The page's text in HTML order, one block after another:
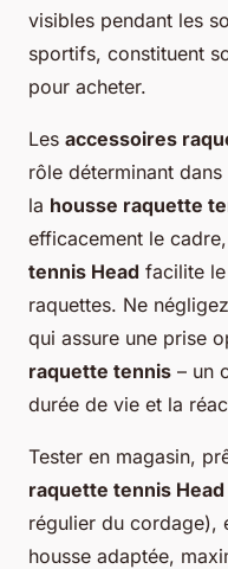
visibles pendant les
sportifs, constituent
pour acheter.
Les accessoires
rôle déterminant
la housse raquette
efficacement le cadre,
tennis Head facilite
raquettes. Ne
qui assure une prise
raquette tennis – un
durée de vie et la
Tester en magasin,
raquette tennis Head
régulier du cordage),
housse adaptée,